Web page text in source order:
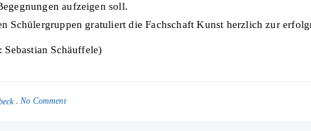
aufzeigen soll.
Schülergruppen gratuliert die Fachschaft Kunst herzlich zur
Sebastian Schäuffele)
No Comment